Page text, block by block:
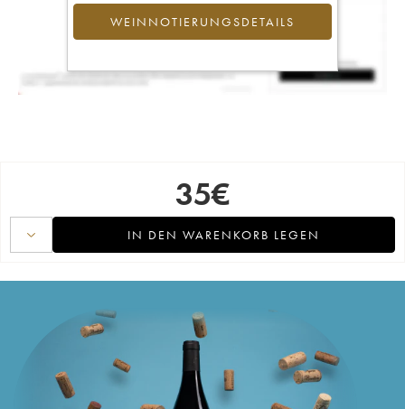
WEINNOTIERUNGSDETAILS
35€
IN DEN WARENKORB LEGEN